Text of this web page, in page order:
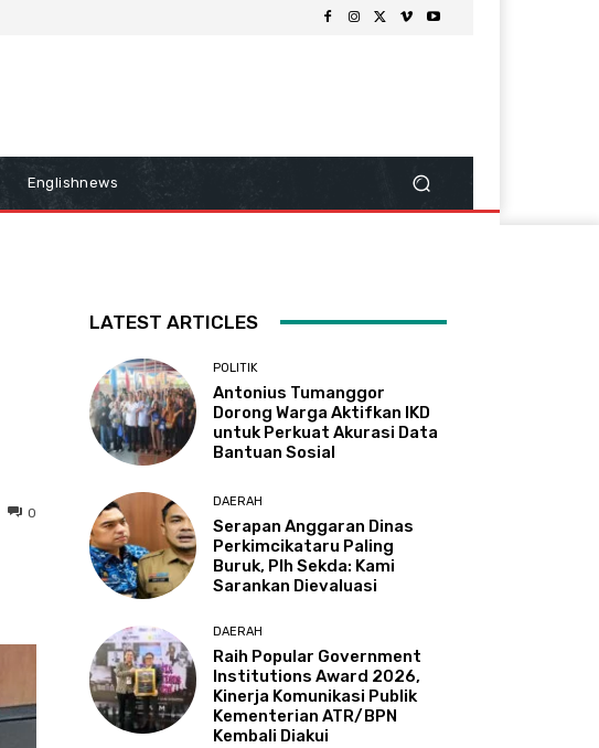
Englishnews
0
LATEST ARTICLES
POLITIK
Antonius Tumanggor
Dorong Warga Aktifkan IKD
untuk Perkuat Akurasi Data
Bantuan Sosial
DAERAH
Serapan Anggaran Dinas
Perkimcikataru Paling
Buruk, Plh Sekda: Kami
Sarankan Dievaluasi
DAERAH
Raih Popular Government
Institutions Award 2026,
Kinerja Komunikasi Publik
Kementerian ATR/BPN
Kembali Diakui